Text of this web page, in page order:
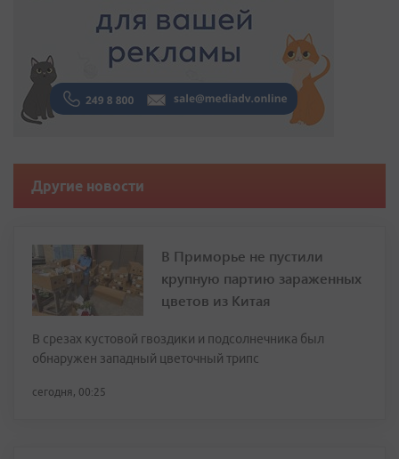
Другие новости
В Приморье не пустили
крупную партию зараженных
цветов из Китая
В срезах кустовой гвоздики и подсолнечника был
обнаружен западный цветочный трипс
сегодня, 00:25